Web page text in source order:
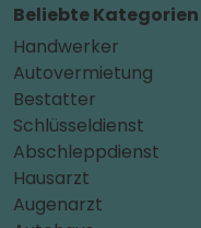
Beliebte Kategorien
Handwerker
Autovermietung
Bestatter
Schlüsseldienst
Abschleppdienst
Hausarzt
Augenarzt